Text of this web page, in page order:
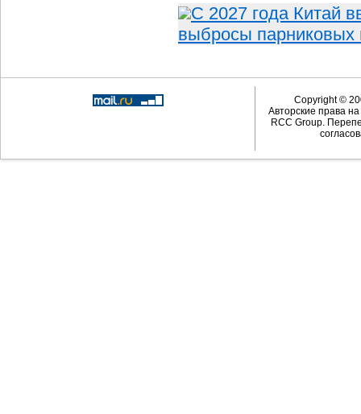
С 2027 года Китай
выбросы парниковых
Copyright ©
Авторские права
RCC Group.